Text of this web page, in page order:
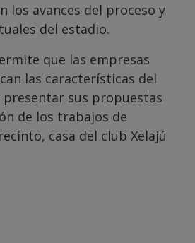
los avances del proceso y
del estadio.
que las empresas
las características del
sus propuestas
de los trabajos de
casa del club Xelajú